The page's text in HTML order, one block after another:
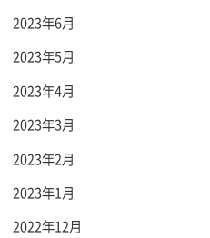
2023年6月
2023年5月
2023年4月
2023年3月
2023年2月
2023年1月
2022年12月